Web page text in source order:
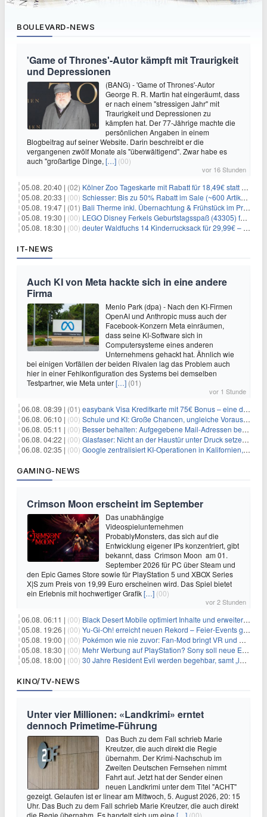
BOULEVARD-NEWS
'Game of Thrones'-Autor kämpft mit Traurigkeit
und Depressionen
(BANG) - 'Game of Thrones'-Autor
George R. R. Martin hat eingeräumt, dass
er nach einem "stressigen Jahr" mit
Traurigkeit und Depressionen zu
kämpfen hat. Der 77-Jährige machte die
persönlichen Angaben in einem
Blogbeitrag auf seiner Website. Darin beschreibt er die
vergangenen zwölf Monate als "überwältigend". Zwar habe es
auch "großartige Dinge, […] (00)
vor 16 Stunden
05.08. 20:40 | (02) Kölner Zoo Tageskarte mit Rabatt für 18,49€ statt 29,50€ – einlösbar bis Dezember
05.08. 20:33 | (00) Schiesser: Bis zu 50% Rabatt im Sale (~600 Artikel zur Auswahl)
05.08. 19:47 | (01) Bali Therme inkl. Übernachtung & Frühstück im Premium Hotel (Bad Oeynhausen) ab 89€ p.P.
05.08. 19:30 | (00) LEGO Disney Ferkels Geburtstagsspaß (43305) für 29,10€
05.08. 18:30 | (00) deuter Waldfuchs 14 Kinderrucksack für 29,99€ – Amber-maple
IT-NEWS
Auch KI von Meta hackte sich in eine andere
Firma
Menlo Park (dpa) - Nach den KI-Firmen
OpenAI und Anthropic muss auch der
Facebook-Konzern Meta einräumen,
dass seine KI-Software sich in
Computersysteme eines anderen
Unternehmens gehackt hat. Ähnlich wie
bei einigen Vorfällen der beiden Rivalen lag das Problem auch
hier in einer Fehlkonfiguration des Systems bei demselben
Testpartner, wie Meta unter[…] (01)
vor 1 Stunde
06.08. 08:39 | (01) easybank Visa Kreditkarte mit 75€ Bonus – eine der besten Kreditkarten
06.08. 06:10 | (00) Schule und KI: Große Chancen, ungleiche Voraussetzungen
06.08. 05:11 | (00) Besser behalten: Aufgegebene Mail-Adressen bergen Gefahren
06.08. 04:22 | (00) Glasfaser: Nicht an der Haustür unter Druck setzen lassen
06.08. 02:35 | (00) Google zentralisiert KI-Operationen in Kalifornien, um Rivale Anthropic und OpenAI zu überholen
GAMING-NEWS
Crimson Moon erscheint im September
Das unabhängige
Videospielunternehmen
ProbablyMonsters, das sich auf die
Entwicklung eigener IPs konzentriert, gibt
bekannt, dass Crimson Moon am 01.
September 2026 für PC über Steam und
den Epic Games Store sowie für PlayStation 5 und XBOX Series
X|S zum Preis von 19,99 Euro erscheinen wird. Das Spiel bietet
ein Erlebnis mit hochwertiger Grafik[…] (00)
vor 2 Stunden
06.08. 06:11 | (00) Black Desert Mobile optimiert Inhalte und erweitert Treasure Access
05.08. 19:26 | (00) Yu‑Gi‑Oh! erreicht neuen Rekord – Feier‑Events gestartet
05.08. 19:00 | (00) Pokémon wie nie zuvor: Fan-Mod bringt VR und Ego-Perspektive nach Kanto
05.08. 18:30 | (00) Mehr Werbung auf PlayStation? Sony soll neue Einnahmequellen prüfen
05.08. 18:00 | (00) 30 Jahre Resident Evil werden begehbar, samt „lebensgroßem Leon“
KINO/TV-NEWS
Unter vier Millionen: «Landkrimi» erntet
dennoch Primetime-Führung
Das Buch zu dem Fall schrieb Marie
Kreutzer, die auch direkt die Regie
übernahm. Der Krimi-Nachschub im
Zweiten Deutschen Fernsehen nimmt
Fahrt auf. Jetzt hat der Sender einen
neuen Landkrimi unter dem Titel "ACHT"
gezeigt. Gelaufen ist er linear am Mittwoch, 5. August 2026, 20: 15
Uhr. Das Buch zu dem Fall schrieb Marie Kreutzer, die auch direkt
die Regie übernahm. Es handelt sich um eine […] (00)